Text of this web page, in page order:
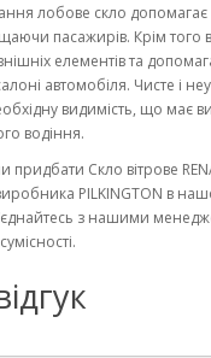
лобове скло допомагає
пасажирів. Крім того
елементів та
автомобіля. Чисте і
видимість, що має
водіння.
Скло вітрове
PILKINGTON в
з нашими